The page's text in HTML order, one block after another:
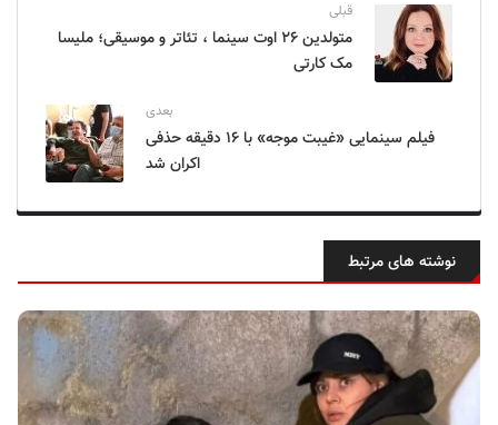
قبلی
متولدین ۲۶ اوت سینما ، تئاتر و موسیقی؛ ملیسا
مک کارتی
بعدی
فیلم سینمایی «غیبت موجه» با ۱۶ دقیقه حذفی
اکران شد
نوشته های مرتبط